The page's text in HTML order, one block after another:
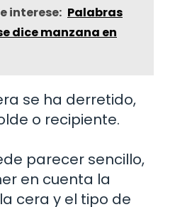
interese: Palabras
dice manzana en
se ha derretido,
o recipiente.
parecer sencillo,
en cuenta la
cera y el tipo de